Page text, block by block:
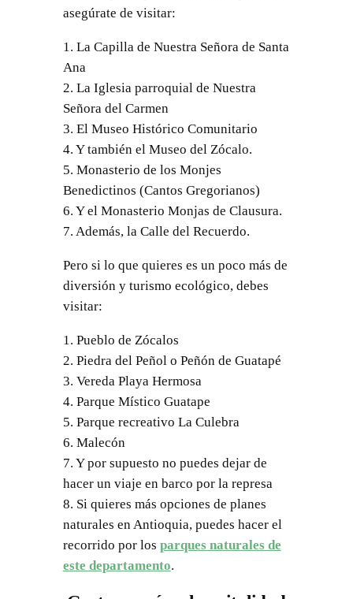
asegúrate de visitar:
1. La Capilla de Nuestra Señora de Santa
Ana
2. La Iglesia parroquial de Nuestra
Señora del Carmen
3. El Museo Histórico Comunitario
4. Y también el Museo del Zócalo.
5. Monasterio de los Monjes
Benedictinos (Cantos Gregorianos)
6. Y el Monasterio Monjas de Clausura.
7. Además, la Calle del Recuerdo.
Pero si lo que quieres es un poco más de
diversión y turismo ecológico, debes
visitar:
1. Pueblo de Zócalos
2. Piedra del Peñol o Peñón de Guatapé
3. Vereda Playa Hermosa
4. Parque Místico Guatape
5. Parque recreativo La Culebra
6. Malecón
7. Y por supuesto no puedes dejar de
hacer un viaje en barco por la represa
8. Si quieres más opciones de planes
naturales en Antioquia, puedes hacer el
recorrido por los parques naturales de
este departamento.